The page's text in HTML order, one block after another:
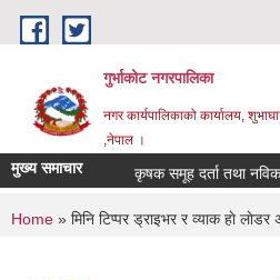
Skip to main content
गुर्भाकोट नगरपालिका
नगर कार्यपालिकाको कार्यालय,
,नेपाल ।
मुख्य समाचार कृषक समूह दर्ता तथा
You are here
Home » मिनि टिप्पर ड्राइभर र व्याक हाे